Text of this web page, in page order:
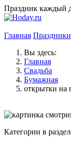
Праздник каждый
Главная Праздники
Вы здесь:
Главная
Свадьба
Бумажная
открытки на
Категории в